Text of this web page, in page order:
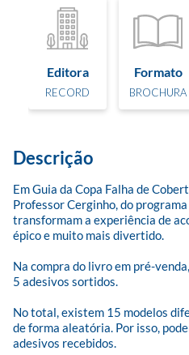
Editora
RECORD
Formato
BROCHURA
Descrição
Em Guia da Copa Falha de
Professor Cerginho, do
transformam a experiência de
épico e muito mais divertido.
Na compra do livro em pré-
5 adesivos sortidos.
No total, existem 15 modelos
de forma aleatória. Por isso,
adesivos recebidos.